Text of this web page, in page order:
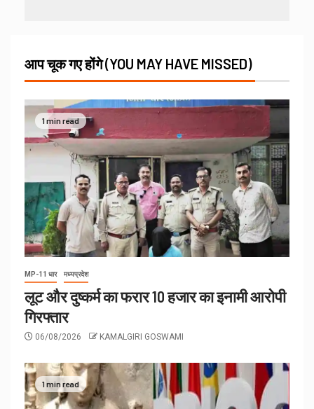
आप चूक गए होंगे (YOU MAY HAVE MISSED)
1 min read
MP-11 धार मध्यप्रदेश
लूट और दुष्कर्म का फरार 10 हजार का इनामी आरोपी
गिरफ्तार
06/08/2026 KAMALGIRI GOSWAMI
1 min read